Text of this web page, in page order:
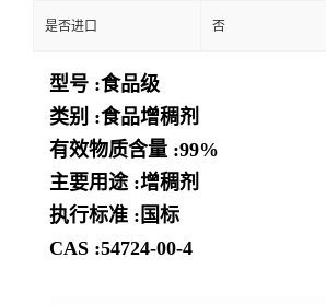
是否进口 否
型号 :食品级
类别 :食品增稠剂
有效物质含量 :99%
主要用途 :增稠剂
执行标准 :国标
CAS :54724-00-4